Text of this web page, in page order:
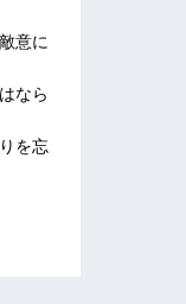
意に
なら
を忘